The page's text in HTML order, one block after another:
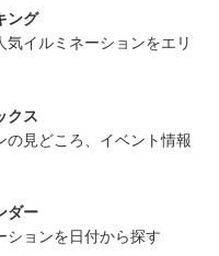
ング
イルミネーションをエリ
クス
の見どころ、イベント情報
ダー
ションを日付から探す